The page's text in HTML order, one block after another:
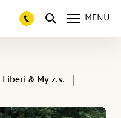
MENU
Liberi & My z.s.